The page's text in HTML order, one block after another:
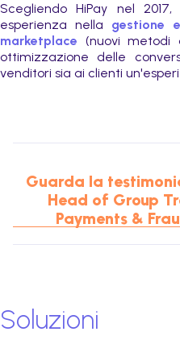
Scegliendo HiPay nel
esperienza nella gestione
marketplace (nuovi metodi
ottimizzazione delle
venditori sia ai clienti
Guarda la
Head of Group
Payments &
Soluzioni